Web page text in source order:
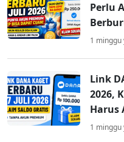
Perlu
1 minggu
Link
2026,
Harus
1 minggu